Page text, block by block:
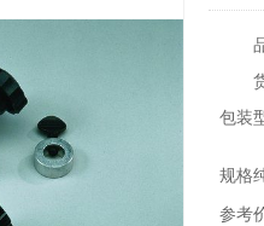
包装
规格
参考